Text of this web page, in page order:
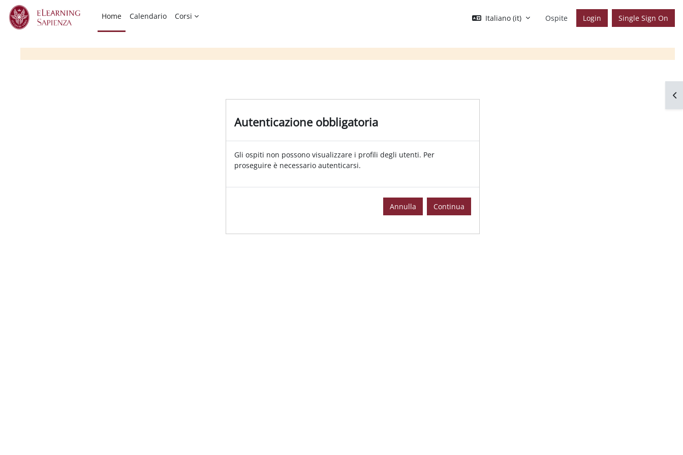
Vai al contenuto principale
Home
Calendario Corsi Italiano ‎(it)‎ Ospite Login Single Sign On
Autenticazione obbligatoria
Gli ospiti non possono visualizzare i profili degli utenti. Per
proseguire è necessario autenticarsi.
Annulla Continua